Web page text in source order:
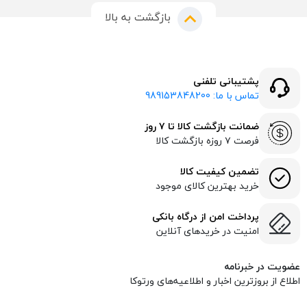
بازگشت به بالا
پشتیبانی تلفنی
تماس با ما: 989153848200
ضمانت بازگشت کالا تا ۷ روز
فرصت ۷ روزه بازگشت کالا
تضمین کیفیت کالا
خرید بهترین کالای موجود
پرداخت امن از درگاه بانکی
امنیت در خریدهای آنلاین
عضویت در خبرنامه
اطلاع از بروز‌ترین اخبار و اطلاعیه‌های ورتوکا